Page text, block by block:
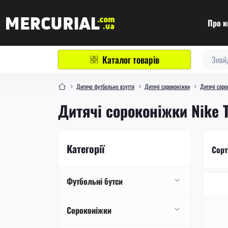
Про
Каталог товарів
Дитяче футбольне взуття Дитячі сороконіжки Дитячі
Дитячі сороконіжки Nike
Категорії
Футбольні бутси
Футбольні бутси Nike
Сороконіжки